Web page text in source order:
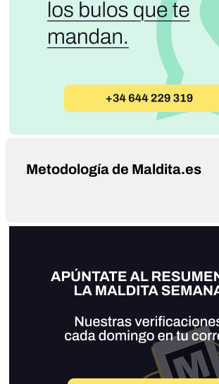
Metodología de Maldita.es